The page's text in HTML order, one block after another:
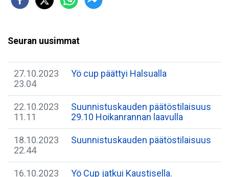
Seuran uusimmat
27.10.2023
23.04
Yö cup päättyi Halsualla
22.10.2023
11.11
Suunnistuskauden päätöstilaisuus
29.10 Hoikanrannan laavulla
18.10.2023
22.44
Suunnistuskauden päätöstilaisuus
16.10.2023
Yö Cup jatkui Kaustisella.